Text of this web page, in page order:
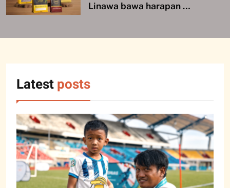
Linawa bawa harapan …
Latestposts